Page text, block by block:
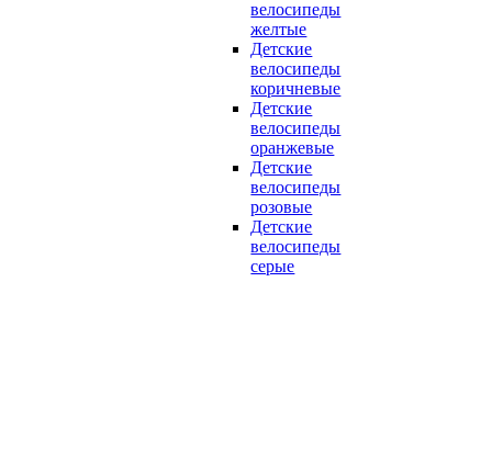
велосипеды
желтые
Детские
велосипеды
коричневые
Детские
велосипеды
оранжевые
Детские
велосипеды
розовые
Детские
велосипеды
серые